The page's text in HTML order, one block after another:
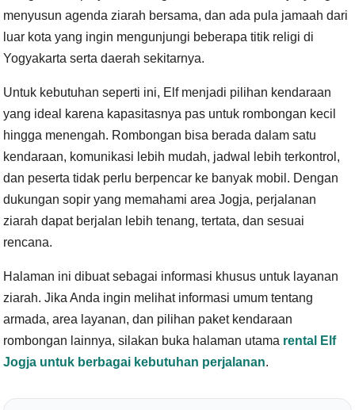
menyusun agenda ziarah bersama, dan ada pula jamaah dari
luar kota yang ingin mengunjungi beberapa titik religi di
Yogyakarta serta daerah sekitarnya.
Untuk kebutuhan seperti ini, Elf menjadi pilihan kendaraan
yang ideal karena kapasitasnya pas untuk rombongan kecil
hingga menengah. Rombongan bisa berada dalam satu
kendaraan, komunikasi lebih mudah, jadwal lebih terkontrol,
dan peserta tidak perlu berpencar ke banyak mobil. Dengan
dukungan sopir yang memahami area Jogja, perjalanan
ziarah dapat berjalan lebih tenang, tertata, dan sesuai
rencana.
Halaman ini dibuat sebagai informasi khusus untuk layanan
ziarah. Jika Anda ingin melihat informasi umum tentang
armada, area layanan, dan pilihan paket kendaraan
rombongan lainnya, silakan buka halaman utama rental Elf
Jogja untuk berbagai kebutuhan perjalanan.